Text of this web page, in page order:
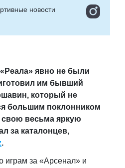
новости
явно не были
им бывший
который не
большим поклонником
свою весьма яркую
за каталонцев,
.
играм за «Арсенал» и